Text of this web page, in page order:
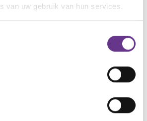
van uw gebruik van hun services.
van anderen. Stel vragen